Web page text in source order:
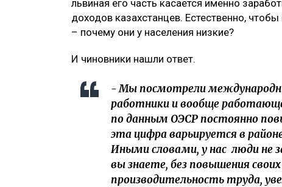
львиная его часть касается именно
доходов казахстанцев. Естественно,
– почему они у населения низкие?
И чиновники нашли ответ.
- Мы посмотрели
работники и вообще
по данным ОЭСР постоянно
эта цифра варьируется в
Иными словами, у нас люди не
вы знаете, без повышения
производительность труда,